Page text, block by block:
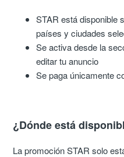
STAR está disponible
países y ciudades
Se activa desde la
editar tu anuncio
Se paga únicamente
¿Dónde está
La promoción STAR solo